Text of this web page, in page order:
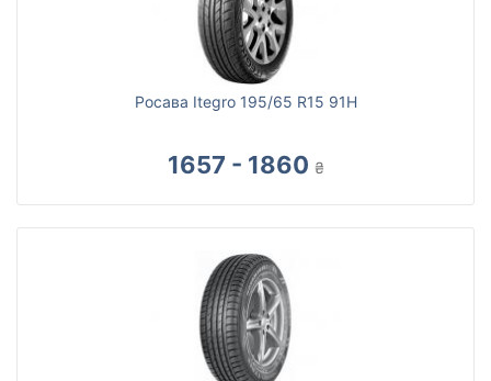
Росава Itegro 195/65 R15 91H
1657 - 1860 ₴